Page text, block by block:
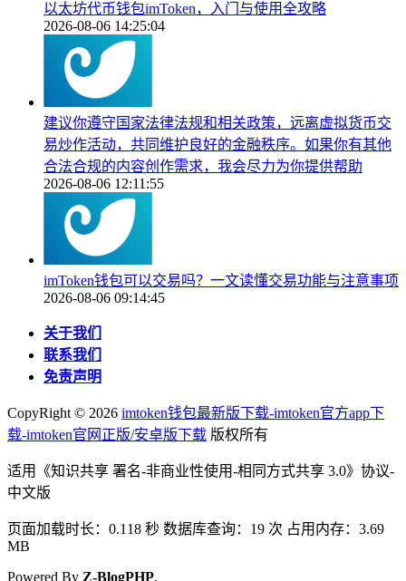
以太坊代币钱包imToken，入门与使用全攻略
2026-08-06 14:25:04
建议你遵守国家法律法规和相关政策，远离虚拟货币交
易炒作活动，共同维护良好的金融秩序。如果你有其他
合法合规的内容创作需求，我会尽力为你提供帮助
2026-08-06 12:11:55
imToken钱包可以交易吗？一文读懂交易功能与注意事项
2026-08-06 09:14:45
关于我们
联系我们
免责声明
CopyRight © 2026 imtoken钱包最新版下载-imtoken官方app下
载-imtoken官网正版/安卓版下载 版权所有
适用《知识共享 署名-非商业性使用-相同方式共享 3.0》协议-
中文版
页面加载时长：0.118 秒 数据库查询：19 次 占用内存：3.69
MB
Powered By Z-BlogPHP.